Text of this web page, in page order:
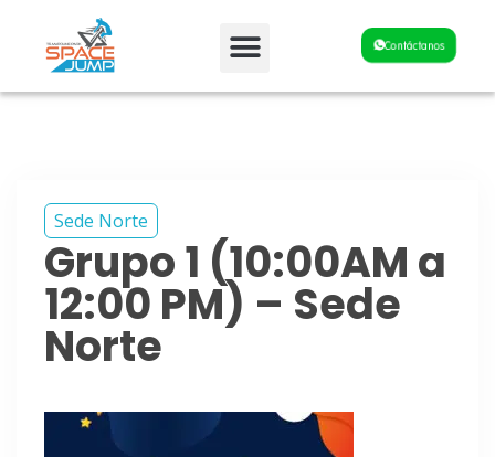
Contáctanos
Sede Norte
Grupo 1 (10:00AM a
12:00 PM) – Sede
Norte